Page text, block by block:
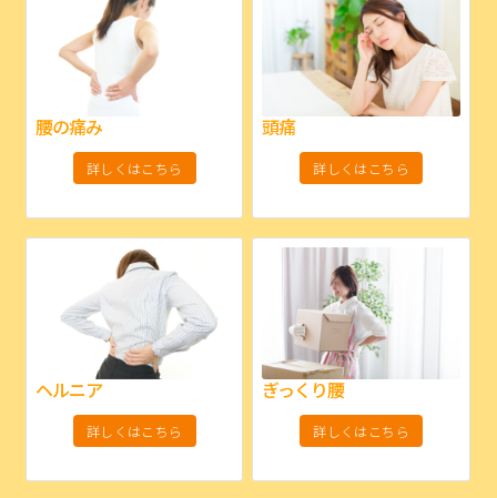
腰の痛み
詳しくはこちら
頭痛
詳しくはこちら
ヘルニア
詳しくはこちら
ぎっくり腰
詳しくはこちら